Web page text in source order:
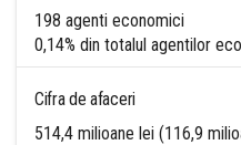
198 agenti economici
0,14% din totalul agentilor
Cifra de afaceri
514,4 milioane lei (116,9